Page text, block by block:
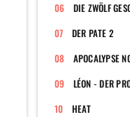
DIE ZWÖLF
DER PATE 2
APOCALYPSE
LÉON - DER
HEAT